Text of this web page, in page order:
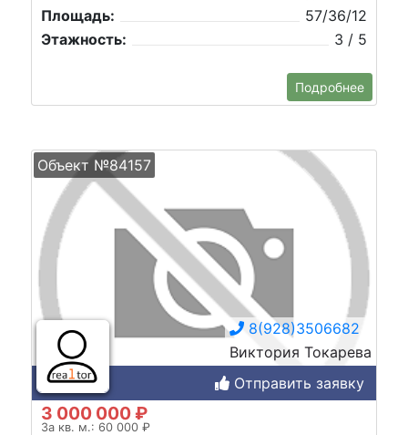
Площадь:
57/36/12
Этажность:
3 / 5
Подробнее
Объект №84157
8(928)3506682
Виктория Токарева
Отправить заявку
3 000 000 ₽
За кв. м.: 60 000 ₽